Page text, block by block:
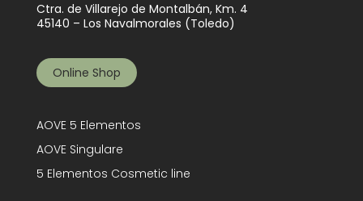
Ctra. de Villarejo de Montalbán, Km. 4
45140 – Los Navalmorales (Toledo)
Online Shop
AOVE 5 Elementos
AOVE Singulare
5 Elementos Cosmetic line